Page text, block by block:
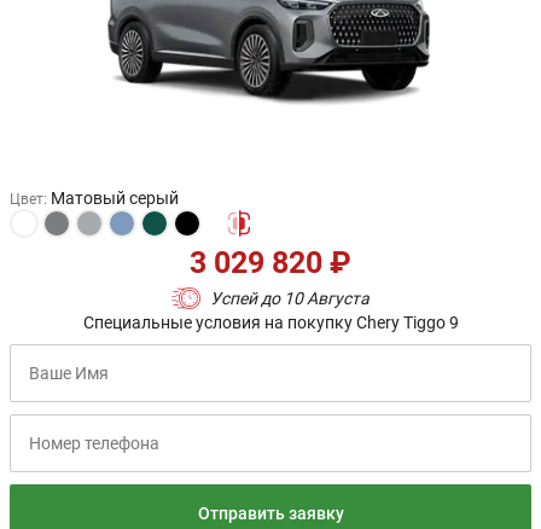
Цвет: Матовый серый
Успей до 10 Августа
3 029 820 ₽
Специальные условия на покупку Chery Tiggo 9
Отправить заявку